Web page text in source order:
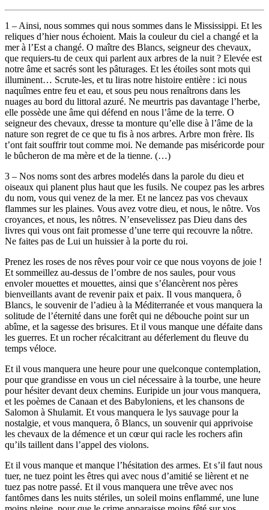
1 – Ainsi, nous sommes qui nous sommes dans le Mississippi. Et les
reliques d’hier nous échoient. Mais la couleur du ciel a changé et la
mer à l’Est a changé. O maître des Blancs, seigneur des chevaux,
que requiers-tu de ceux qui parlent aux arbres de la nuit ? Elevée est
notre âme et sacrés sont les pâturages. Et les étoiles sont mots qui
illuminent… Scrute-les, et tu liras notre histoire entière : ici nous
naquîmes entre feu et eau, et sous peu nous renaîtrons dans les
nuages au bord du littoral azuré. Ne meurtris pas davantage l’herbe,
elle possède une âme qui défend en nous l’âme de la terre. O
seigneur des chevaux, dresse ta monture qu’elle dise à l’âme de la
nature son regret de ce que tu fis à nos arbres. Arbre mon frère. Ils
t’ont fait souffrir tout comme moi. Ne demande pas miséricorde pour
le bûcheron de ma mère et de la tienne. (…)
3 – Nos noms sont des arbres modelés dans la parole du dieu et
oiseaux qui planent plus haut que les fusils. Ne coupez pas les arbres
du nom, vous qui venez de la mer. Et ne lancez pas vos chevaux
flammes sur les plaines. Vous avez votre dieu, et nous, le nôtre. Vos
croyances, et nous, les nôtres. N’ensevelissez pas Dieu dans des
livres qui vous ont fait promesse d’une terre qui recouvre la nôtre.
Ne faites pas de Lui un huissier à la porte du roi.
Prenez les roses de nos rêves pour voir ce que nous voyons de joie !
Et sommeillez au-dessus de l’ombre de nos saules, pour vous
envoler mouettes et mouettes, ainsi que s’élancèrent nos pères
bienveillants avant de revenir paix et paix. Il vous manquera, ô
Blancs, le souvenir de l’adieu à la Méditerranée et vous manquera la
solitude de l’éternité dans une forêt qui ne débouche point sur un
abîme, et la sagesse des brisures. Et il vous manque une défaite dans
les guerres. Et un rocher récalcitrant au déferlement du fleuve du
temps véloce.
Et il vous manquera une heure pour une quelconque contemplation,
pour que grandisse en vous un ciel nécessaire à la tourbe, une heure
pour hésiter devant deux chemins. Euripide un jour vous manquera,
et les poèmes de Canaan et des Babyloniens, et les chansons de
Salomon à Shulamit. Et vous manquera le lys sauvage pour la
nostalgie, et vous manquera, ô Blancs, un souvenir qui apprivoise
les chevaux de la démence et un cœur qui racle les rochers afin
qu’ils taillent dans l’appel des violons.
Et il vous manque et manque l’hésitation des armes. Et s’il faut nous
tuer, ne tuez point les êtres qui avec nous d’amitié se lièrent et ne
tuez pas notre passé. Et il vous manquera une trêve avec nos
fantômes dans les nuits stériles, un soleil moins enflammé, une lune